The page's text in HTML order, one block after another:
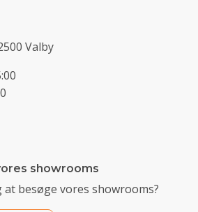
Valby
showrooms
besøge vores showrooms?